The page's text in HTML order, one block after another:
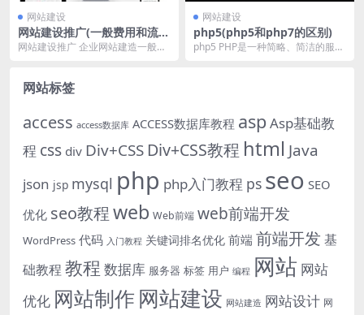
网站建设
网站建设推广(一般费用和流
程)
网站建设推广 企业网站建造一般包
网站建设
php5(php5和php7的区别)
php5 PHP是一种简略、简洁的服务
网站标签
access access数据库 ACCESS数据库教程 asp Asp基础教
程 css div Div+CSS Div+CSS教程 html Java
json jsp mysql php php入门教程 ps seo SEO
优化 seo教程web Web前端 web前端开发
WordPress 代码 入门教程 关键词排名优化 前端 前端开发 基
础教程 教程 数据库 服务器 标签 用户 编程 网站 网站
优化 网站制作 网站建设 网站建造 网站设计 网